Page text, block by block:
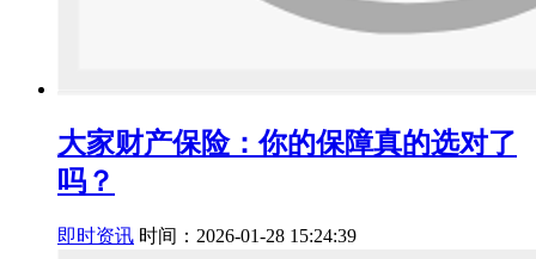
大家财产保险：你的保障真的选对了
吗？
即时资讯 时间：2026-01-28 15:24:39